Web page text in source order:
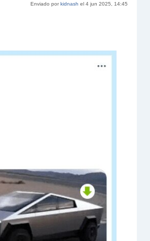
Enviado porkidnash el 4 jun 2025, 14:45